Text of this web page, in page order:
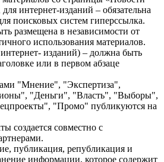
интернет-изданий – обязательна
поисковых систем гиперссылка.
размещена в независимости от
использования материалов.
изданий) – должна быть
или в первом абзаце
"Мнение", "Экспертиза",
"Деньги", "Власть", "Выборы",
"Промо" публикуются на
создается совместно с
публикация, републикация и
информации, которое содержит